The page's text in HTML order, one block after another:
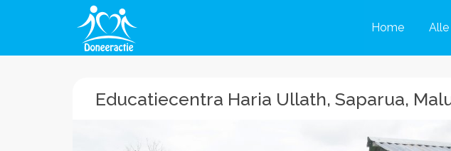
Home Alle
Educatiecentra Haria Ullath, Saparua,